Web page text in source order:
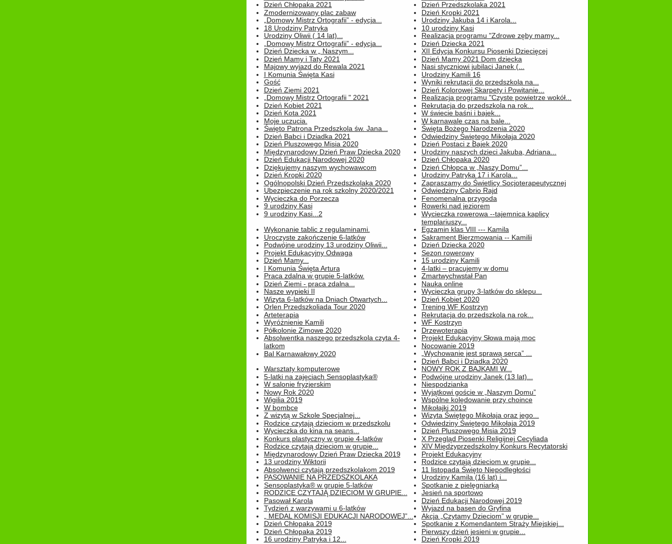
Dzień Chłopaka 2021
Zmodernizowany plac zabaw
Dzień Przedszkolaka 2021
Dzień Kropki 2021
„Domowy Mistrz Ortografii” - edycja...
18 Urodziny Patryka
Urodziny Jakuba 14 i Karola...
10 urodziny Kasi
Urodziny Oliwii ( 14 lat)...
„Domowy Mistrz Ortografii” - edycja...
Realizacja programu "Zdrowe zęby mamy...
Dzień Dziecka 2021
Dzień Dziecka w „ Naszym...
Dzień Mamy i Taty 2021
XII Edycja Konkursu Piosenki Dziecięcej
Dzień Mamy 2021 Dom dziecka
Majowy wyjazd do Rewala 2021
I Komunia Święta Kasi
Nasi styczniowi jubilaci Janek (...
Urodziny Kamili 16
Gość
Dzień Ziemi 2021
Wyniki rekrutacji do przedszkola na...
Dzień Kolorowej Skarpety i Powitanie...
„Domowy Mistrz Ortografii " 2021
Dzień Kobiet 2021
Realizacja programu "Czyste powietrze wokół...
Rekrutacja do przedszkola na rok...
Dzień Kota 2021
Moje uczucia.
W świecie baśni i bajek...
W karnawale czas na bale...
Święto Patrona Przedszkola św. Jana...
Dzień Babci i Dziadka 2021
Święta Bożego Narodzenia 2020
Odwiedziny Świętego Mikołaja 2020
Dzień Pluszowego Misia 2020
Międzynarodowy Dzień Praw Dziecka 2020
Dzień Postaci z Bajek 2020
Urodziny naszych dzieci Jakuba, Adriana...
Dzień Edukacji Narodowej 2020
Dziękujemy naszym wychowawcom
Dzień Chłopaka 2020
Dzień Chłopca w „Naszy Domu”...
Dzień Kropki 2020
Ogólnopolski Dzień Przedszkolaka 2020
Urodziny Patryka 17 i Karola...
Zapraszamy do Świetlicy Socjoterapeutycznej
Ubezpieczenie na rok szkolny 2020/2021
Wycieczka do Porzecza
Odwiedziny Cabrio Rajd
Fenomenalna przygoda
9 urodziny Kasi
9 urodziny Kasi...2
Rowerki nad jeziorem
Wycieczka rowerowa --tajemnica kaplicy
templariuszy...
Wykonanie tablic z regulaminami.
Uroczyste zakończenie 6-latków
Egzamin klas VIII --- Kamila
Sakrament Bierzmowania -- Kamilii
Podwójne urodziny 13 urodziny Oliwii...
Projekt Edukacyjny Odwaga
Dzień Dziecka 2020
Sezon rowerowy
Dzień Mamy...
I Komunia Święta Artura
15 urodziny Kamili
4-latki – pracujemy w domu
Praca zdalna w grupie 5-latków.
Dzień Ziemi - praca zdalna...
Zmartwychwstał Pan
Nauka online
Nasze wypieki II
Wizyta 6-latków na Dniach Otwartych...
Wycieczka grupy 3-latków do sklepu...
Dzień Kobiet 2020
Orlen Przedszkoliada Tour 2020
Arteterapia
Trening WF Kostrzyn
Rekrutacja do przedszkola na rok...
Wyróżnienie Kamili
Półkolonie Zimowe 2020
WF Kostrzyn
Drzewoterapia
Absolwentka naszego przedszkola czyta 4-
latkom
Bal Karnawałowy 2020
Projekt Edukacyjny Słowa mają moc
Nocowanie 2019
„Wychowanie jest sprawą serca” ...
Dzień Babci i Dziadka 2020
Warsztaty komputerowe
5-latki na zajęciach Sensoplastyka®
NOWY ROK Z BAJKAMI W...
Podwójne urodziny Janek (13 lat)...
W salonie fryzjerskim
Nowy Rok 2020
Niespodzianka
Wyjątkowi goście w „Naszym Domu”
Wigilia 2019
W bombce
Wspólne kolędowanie przy choince
Mikołajki 2019
Z wizytą w Szkole Specjalnej...
Rodzice czytają dzieciom w przedszkolu
Wizyta Świętego Mikołaja oraz jego...
Odwiedziny Świętego Mikołaja 2019
Wycieczka do kina na seans...
Konkurs plastyczny w grupie 4-latków
Dzień Pluszowego Misia 2019
X Przegląd Piosenki Religijnej Cecyliada
Rodzice czytają dzieciom w grupie...
Międzynarodowy Dzień Praw Dziecka 2019
XIV Międzyprzedszkolny Konkurs Recytatorski
Projekt Edukacyjny
13 urodziny Wiktorii
Absolwenci czytają przedszkolakom 2019
Rodzice czytają dzieciom w grupie...
11 listopada Święto Niepodległości
PASOWANIE NA PRZEDSZKOLAKA
Sensoplastyka® w grupie 5-latków
Urodziny Kamila (16 lat) i...
Spotkanie z pielęgniarką
RODZICE CZYTAJĄ DZIECIOM W GRUPIE...
Pasował Karola
Jesień na sportowo
Dzień Edukacji Narodowej 2019
Tydzień z warzywami u 6-latków
„ MEDAL KOMISJI EDUKACJI NARODOWEJ”...
Wyjazd na basen do Gryfina
Akcja „Czytamy Dzieciom” w grupie...
Dzień Chłopaka 2019
Dzień Chłopaka 2019
Spotkanie z Komendantem Straży Miejskiej...
Pierwszy dzień jesieni w grupie...
16 urodziny Patryka i 12...
Dzień Kropki 2019